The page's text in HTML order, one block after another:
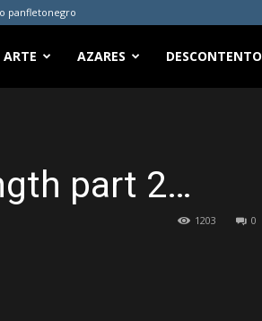
panfletonegro
ARTE AZARES DESCONTENTO
part 2…
0
1203